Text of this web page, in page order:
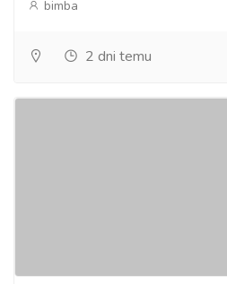
bimba
2 dni temu